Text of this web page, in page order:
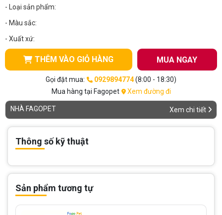
- Loại sản phẩm:
- Màu sắc:
- Xuất xứ:
THÊM VÀO GIỎ HÀNG MUA NGAY
Gọi đặt mua: 0929894774(8:00 - 18:30)
Mua hàng tại Fagopet
Xem đường đi
NHÀ FAGOPET Xem chi tiết
Thông số kỹ thuật
Sản phẩm tương tự